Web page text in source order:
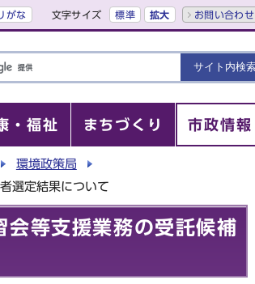
がな 文字サイズ 標準 拡大 お問い合わせ
・福祉 まちづくり 市政情報
環境政策局
選定結果について
等支援業務の受託候補